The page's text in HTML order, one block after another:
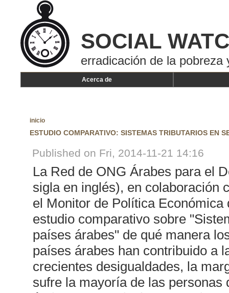
SOCIAL
erradicación de la pobreza
Acerca de
inicio
ESTUDIO COMPARATIVO: SISTEMAS TRIBUTARIOS EN
Published on Fri, 2014-11-21 14:16
La Red de ONG Árabes para el
sigla en inglés), en colaboración
el Monitor de Política
estudio comparativo sobre
países árabes" de qué manera
países árabes han contribuido a
crecientes desigualdades, la
sufre la mayoría de las personas